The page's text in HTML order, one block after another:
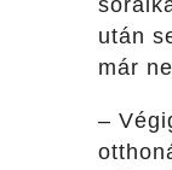
után
már
–